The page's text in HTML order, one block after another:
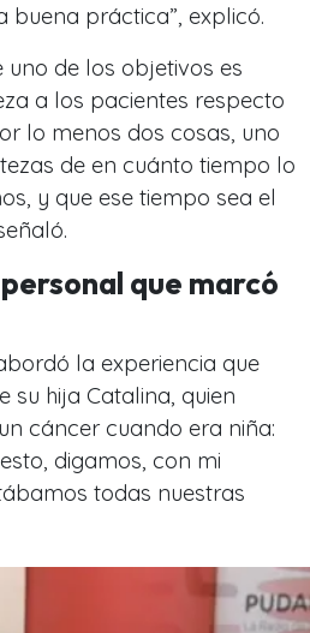
buena práctica”, explicó.
uno de los objetivos es
a los pacientes respecto
lo menos dos cosas, uno
de en cuánto tiempo lo
y que ese tiempo sea el
que marcó
la experiencia que
su hija Catalina, quien
cáncer cuando era niña:
digamos, con mi
todas nuestras